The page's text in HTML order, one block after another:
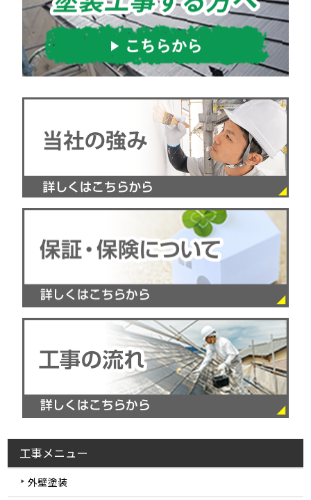
工事メニュー
外壁塗装